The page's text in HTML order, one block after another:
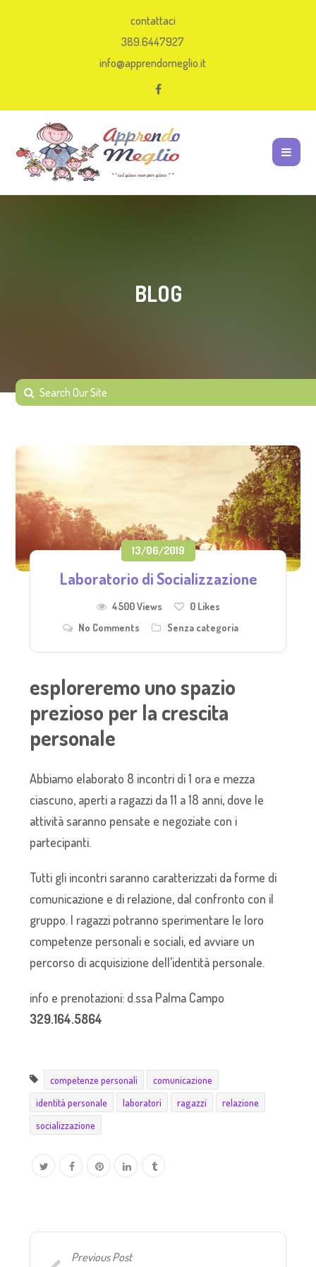
contattaci
389.6447927
info@apprendomeglio.it
BLOG
13/06/2019
Laboratorio di Socializzazione
4500 Views 0Likes
No Comments
Senza categoria
esploreremo uno spazio
prezioso per la crescita
personale
Abbiamo elaborato 8 incontri di 1 ora e mezza
ciascuno, aperti a ragazzi da 11 a 18 anni, dove le
attività saranno pensate e negoziate con i
partecipanti.
Tutti gli incontri saranno caratterizzati da forme di
comunicazione e di relazione, dal confronto con il
gruppo. I ragazzi potranno sperimentare le loro
competenze personali e sociali, ed avviare un
percorso di acquisizione dell’identità personale.
info e prenotazioni: d.ssa Palma Campo
329.164.5864
competenze personali
comunicazione
identità personale
laboratori ragazzi
relazione
socializzazione
Previous Post